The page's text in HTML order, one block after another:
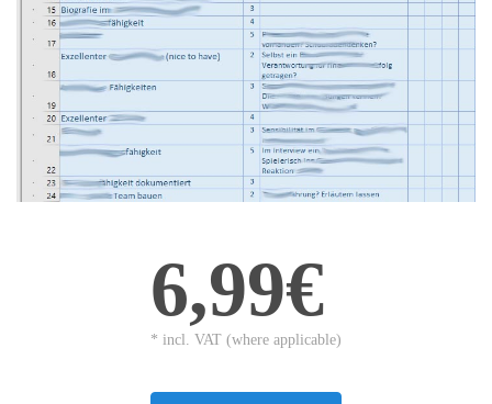
6,99€
* incl. VAT (where applicable)